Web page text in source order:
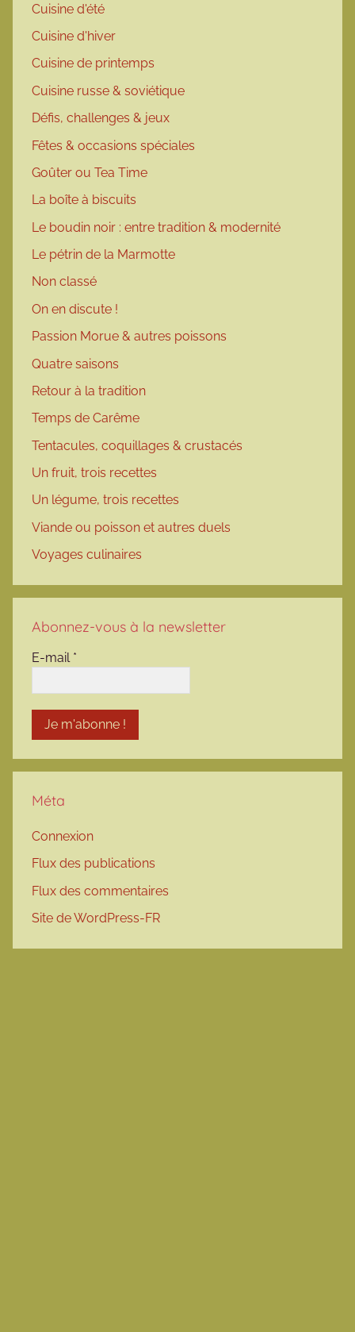
Cuisine d'été
Cuisine d'hiver
Cuisine de printemps
Cuisine russe & soviétique
Défis, challenges & jeux
Fêtes & occasions spéciales
Goûter ou Tea Time
La boîte à biscuits
Le boudin noir : entre tradition & modernité
Le pétrin de la Marmotte
Non classé
On en discute !
Passion Morue & autres poissons
Quatre saisons
Retour à la tradition
Temps de Carême
Tentacules, coquillages & crustacés
Un fruit, trois recettes
Un légume, trois recettes
Viande ou poisson et autres duels
Voyages culinaires
Abonnez-vous à la newsletter
E-mail *
Méta
Connexion
Flux des publications
Flux des commentaires
Site de WordPress-FR